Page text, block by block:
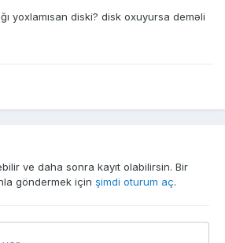
yoxlamısan diski? disk oxuyursa deməli
ve daha sonra kayıt olabilirsin. Bir
göndermek için şimdi oturum aç.